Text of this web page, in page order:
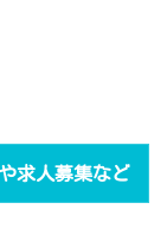
求人募集など